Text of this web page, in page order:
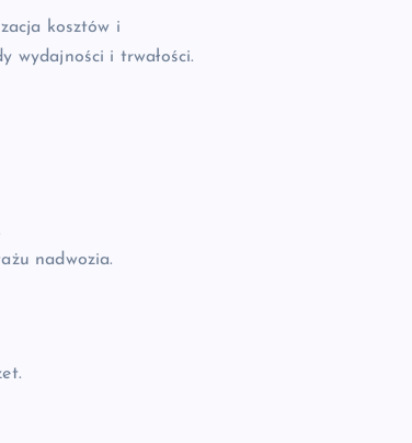
kosztów i
wydajności i trwałości.
nadwozia.